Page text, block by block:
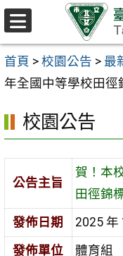
跳至主要內容區
首頁 > 校園公告 > 最
年全國中等學校田徑
校園公告
公告主旨
賀！本
田徑錦
發佈日期
2025 年
發佈單位
體育組
選
單